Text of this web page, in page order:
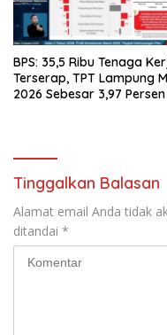
BPS: 35,5 Ribu Tenaga
Terserap, TPT Lampung
2026 Sebesar 3,97 Persen
Tinggalkan Balasan
Alamat email Anda tidak
ditandai *